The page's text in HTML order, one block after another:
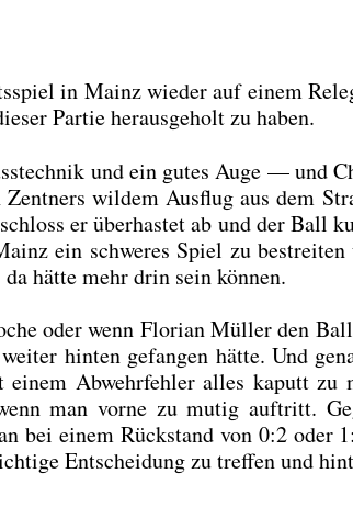
in Mainz wie­der auf einem
Par­tie her­aus­ge­holt zu haben.
und ein gutes Auge — und
Zent­ners wil­dem Aus­flug aus dem
er über­has­tet ab und der Ball
ein schwe­res Spiel zu
hät­te mehr drin sein kön­nen.
oder wenn Flo­ri­an Mül­ler den
hin­ten gefan­gen hät­te. Und
Abwehr­feh­ler alles kaputt zu
man vor­ne zu mutig auf­tritt.
bei einem Rück­stand von 0:2 oder
Ent­schei­dung zu tref­fen und